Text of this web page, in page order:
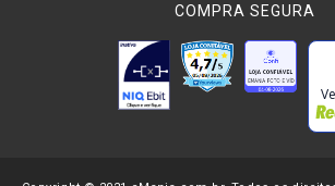
COMPRA SEGURA